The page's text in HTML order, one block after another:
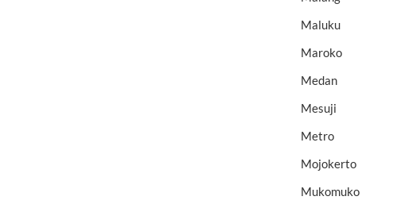
Maluku
Maroko
Medan
Mesuji
Metro
Mojokerto
Mukomuko